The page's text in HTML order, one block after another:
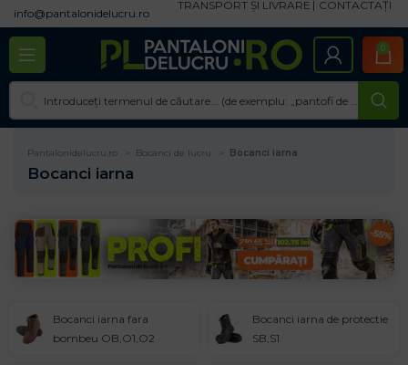
info@pantalonidelucru.ro
TRANSPORT ȘI LIVRARE CONTACTAȚI
0
Pantalonidelucru.ro Bocanci de lucru Bocanci iarna
Bocanci iarna
Bocanci iarna fara
bombeu OB,O1,O2
Bocanci iarna de protectie
SB,S1